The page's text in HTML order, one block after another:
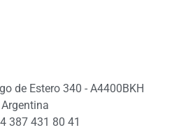
de Estero 340 - A4400BKH
387 431 80 41